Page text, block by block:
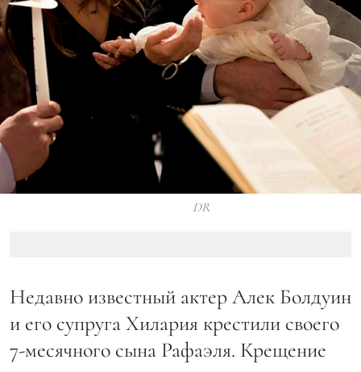
DR
Недавно известный актер Алек Болдуин
и его супруга Хилария крестили своего
7-месячного сына Рафаэля. Крещение